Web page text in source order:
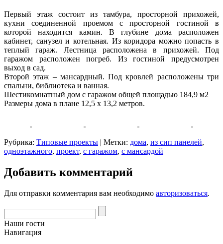
Первый этаж состоит из тамбура, просторной прихожей,
кухни соединенной проемом с просторной гостиной в
которой находится камин. В глубине дома расположен
кабинет, санузел и котельная. Из коридора можно попасть в
теплый гараж. Лестница расположена в прихожей. Под
гаражом расположен погреб. Из гостиной предусмотрен
выход в сад.
Второй этаж – мансардный. Под кровлей расположены три
спальни, библиотека и ванная.
Шестикомнатный дом с гаражом общей площадью 184,9 м2
Размеры дома в плане 12,5 х 13,2 метров.
Рубрика: Типовые проекты | Метки: дома, из сип панелей,
одноэтажного, проект, с гаражом, с мансардой
Добавить комментарий
Для отправки комментария вам необходимо авторизоваться.
Наши гости
Навигация